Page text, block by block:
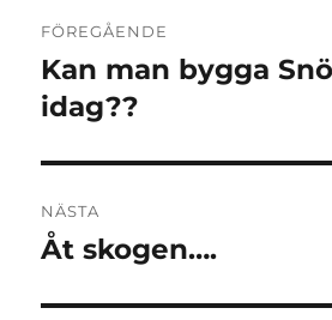
FÖREGÅENDE
Föregående
inlägg:
Kan man bygga
idag??
NÄSTA
Nästa
Åt skogen….